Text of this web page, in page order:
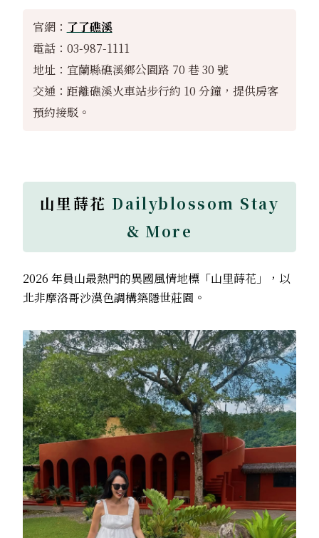
官網： 了了礁溪
電話：03-987-1111
地址：宜蘭縣礁溪鄉公園路 70 巷 30 號
交通：距離礁溪火車站步行約 10 分鐘，提供房客
預約接駁。
山里蒔花 Dailyblossom Stay
& More
2026 年員山最熱門的異國風情地標「山里蒔花」，以
北非摩洛哥沙漠色調構築隱世莊園。